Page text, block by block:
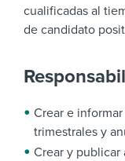
cualificadas al
de candidato
Crear e
trimestrales y
Crear y